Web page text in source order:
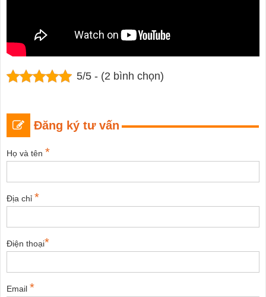
5/5 - (2 bình chọn)
Đăng ký tư vấn
Họ và tên *
Địa chỉ *
Điện thoại*
Email *